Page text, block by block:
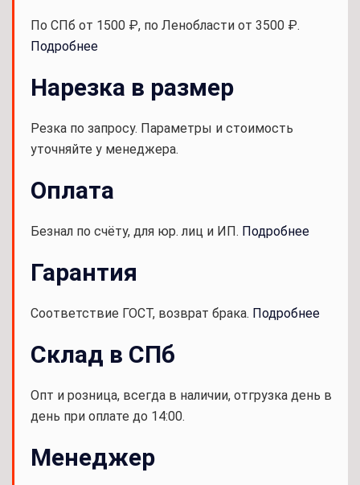
По СПб от 1500 ₽, по Ленобласти от 3500 ₽.
Подробнее
Нарезка в размер
Резка по запросу. Параметры и стоимость
уточняйте у менеджера.
Оплата
Безнал по счёту, для юр. лиц и ИП. Подробнее
Гарантия
Соответствие ГОСТ, возврат брака. Подробнее
Склад в СПб
Опт и розница, всегда в наличии, отгрузка день в
день при оплате до 14:00.
Менеджер